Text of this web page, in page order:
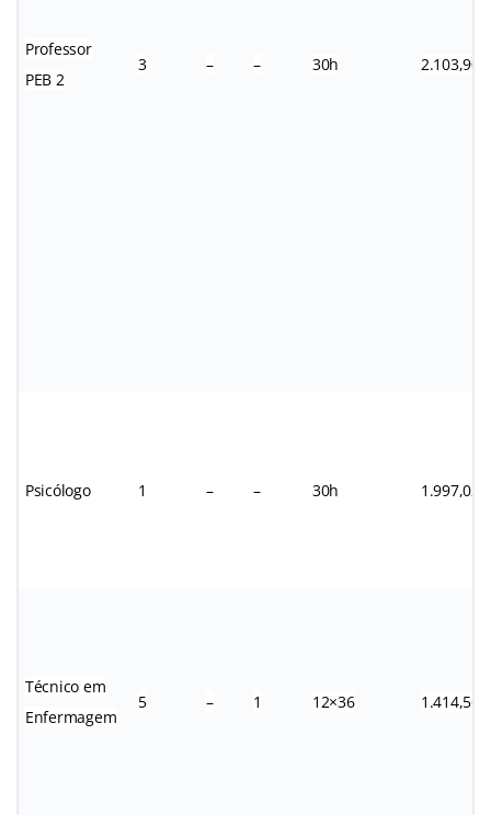
Professor
PEB 2
3 – – 30h 2.103,90
Psicólogo 1 – – 30h 1.997,02
Técnico em
Enfermagem
5 – 1 12×36 1.414,56